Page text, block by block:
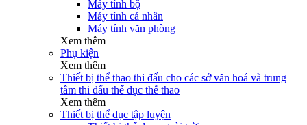
Máy tính bộ
Máy tính cá nhân
Máy tính văn phòng
Xem thêm
Phụ kiện
Xem thêm
Thiết bị thể thao thi đấu cho các sở văn hoá và trung
tâm thi đấu thể dục thể thao
Xem thêm
Thiết bị thể dục tập luyện